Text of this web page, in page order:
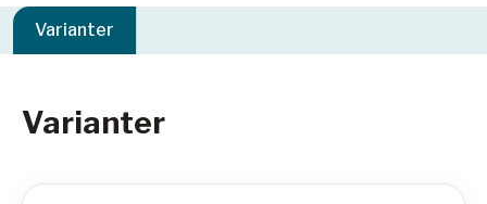
Varianter
Varianter